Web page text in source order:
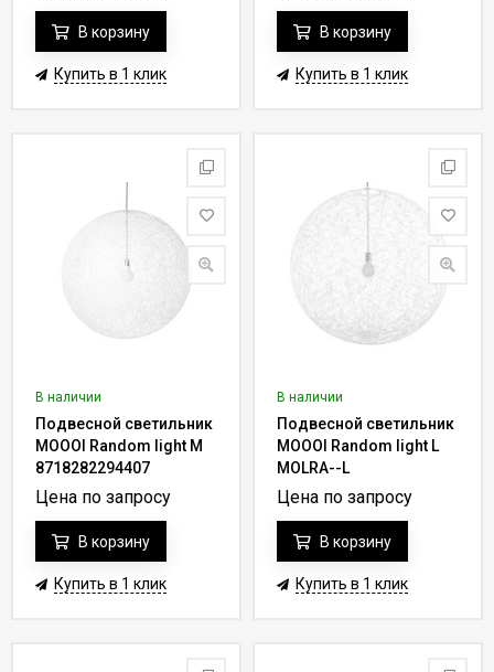
В корзину
Купить в 1 клик
В корзину
Купить в 1 клик
В наличии
Подвесной светильник
MOOOI Random light M
8718282294407
Цена по запросу
В корзину
Купить в 1 клик
В наличии
Подвесной светильник
MOOOI Random light L
MOLRA--L
Цена по запросу
В корзину
Купить в 1 клик